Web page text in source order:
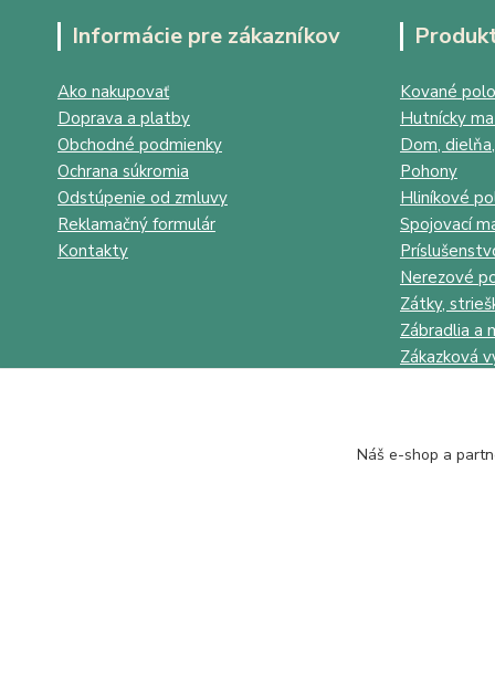
Informácie pre zákazníkov
Ako nakupovať
Doprava a platby
Obchodné podmienky
Ochrana súkromia
Odstúpenie od zmluvy
Reklamačný formulár
Kontakty
Kované
Hutnícky
Dom,
Pohony
Hliníkové
Spojovací
Nerezové
Zátky,
Zábradlia a
Zákazková
Náš e-shop a